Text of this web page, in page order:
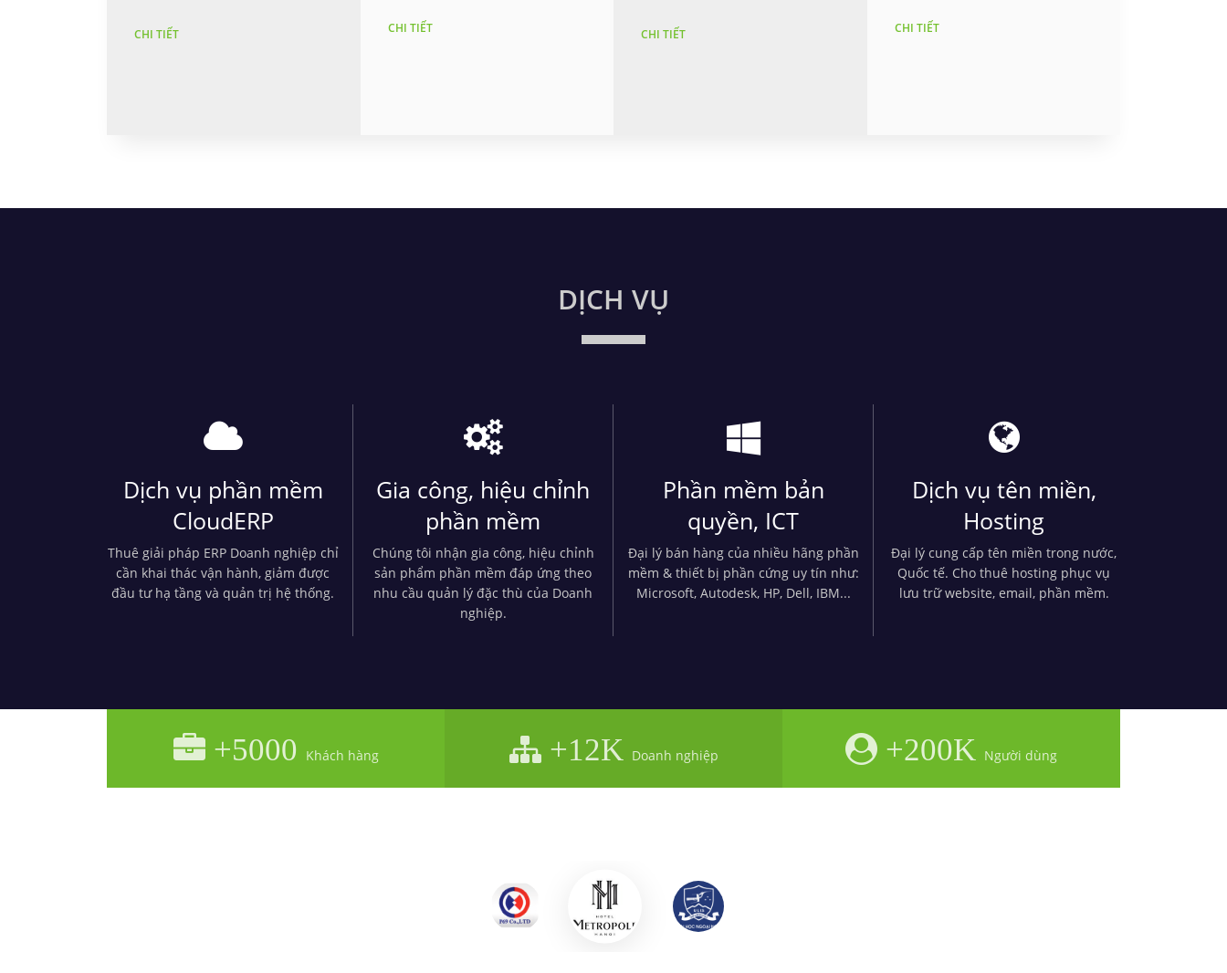
CHI TIẾT CHI TIẾT CHI TIẾT CHI TIẾT
DỊCH VỤ
Dịch vụ phần mềm
CloudERP
Thuê giải pháp ERP Doanh nghiệp chỉ
cần khai thác vận hành, giảm được
đầu tư hạ tầng và quản trị hệ thống.
Gia công, hiệu chỉnh
phần mềm
Chúng tôi nhận gia công, hiệu chỉnh
sản phẩm phần mềm đáp ứng theo
nhu cầu quản lý đặc thù của Doanh
nghiệp.
Phần mềm bản
quyền, ICT
Đại lý bán hàng của nhiều hãng phần
mềm & thiết bị phần cứng uy tín như:
Microsoft, Autodesk, HP, Dell, IBM...
Dịch vụ tên miền,
Hosting
Đại lý cung cấp tên miền trong nước,
Quốc tế. Cho thuê hosting phục vụ
lưu trữ website, email, phần mềm.
+5000 Khách hàng +12K Doanh nghiệp +200K Người dùng